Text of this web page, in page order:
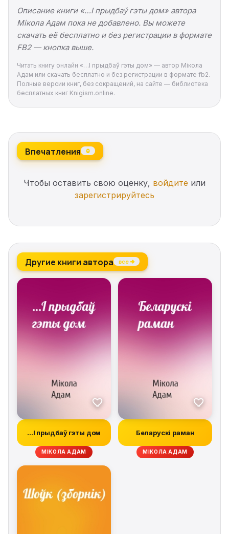
Описание книги «…І прыдбаў гэты дом» автора
Мікола Адам пока не добавлено. Вы можете
скачать её бесплатно и без регистрации в формате
FB2 — кнопка выше.
Читать книгу онлайн «…І прыдбаў гэты дом» — автор Мікола
Адам или скачать бесплатно и без регистрации в формате fb2.
Полные версии книг, без сокращений, на сайте — библиотека
бесплатных книг Knigism.online.
Впечатления 0
Чтобы оставить свою оценку, войдите или
зарегистрируйтесь
Другие книги автора все →
…І прыдбаў гэты дом
МІКОЛА АДАМ
Беларускі раман
МІКОЛА АДАМ